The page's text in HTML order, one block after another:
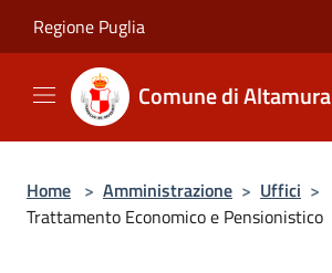
Regione Puglia
Comune di Altamura
Home > Amministrazione > Uffici >
Trattamento Economico e Pensionistico